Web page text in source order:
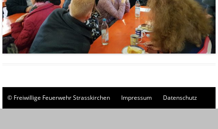
© Freiwillige Feuerwehr Strasskirchen Impressum Datenschutz